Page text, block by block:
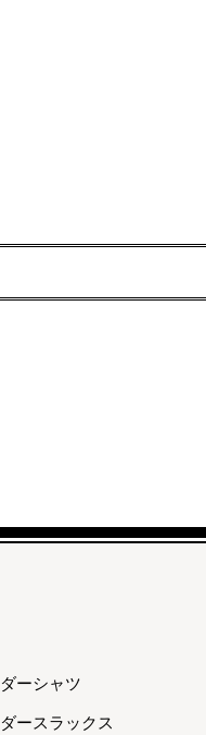
ーシャツ
ースラックス